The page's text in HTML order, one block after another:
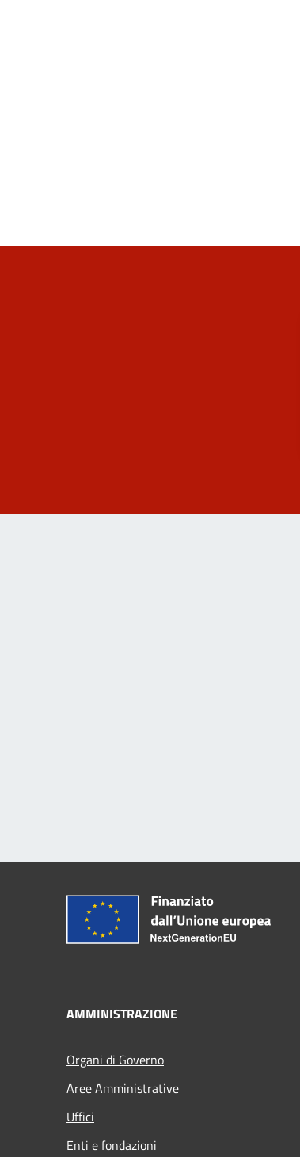
AMMINISTRAZIONE
Organi di Governo
Aree Amministrative
Uffici
Enti e fondazioni